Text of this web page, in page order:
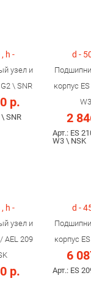
h -
узел и
\ SNR
р.
\ SNR
d -
корпус
2
Арт.: ES
W3 \ NSK
h -
узел и
AEL 209
р.
d -
корпус
6
Арт.: ES